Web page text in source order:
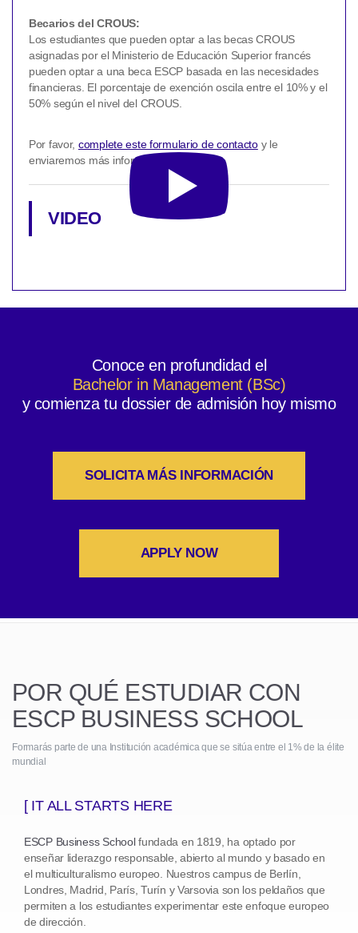
Becarios del CROUS:
Los estudiantes que pueden optar a las becas CROUS
asignadas por el Ministerio de Educación Superior francés
pueden optar a una beca ESCP basada en las necesidades
financieras. El porcentaje de exención oscila entre el 10% y el
50% según el nivel del CROUS.
Por favor, complete este formulario de contactoy le
enviaremos más información.
VIDEO
Conoce en profundidad el
Bachelor in Management (BSc)
y comienza tu dossier de admisión hoy mismo
SOLICITA MÁS INFORMACIÓN
APPLY NOW
POR QUÉ ESTUDIAR CON
ESCP BUSINESS SCHOOL
Formarás parte de una Institución académica que se sitúa entre el 1% de la élite
mundial
[ IT ALL STARTS HERE
ESCP Business Schoolfundada en 1819, ha optado por
enseñar liderazgo responsable, abierto al mundo y basado en
el multiculturalismo europeo. Nuestros campus de Berlín,
Londres, Madrid, París, Turín y Varsovia son los peldaños que
permiten a los estudiantes experimentar este enfoque europeo
de dirección.